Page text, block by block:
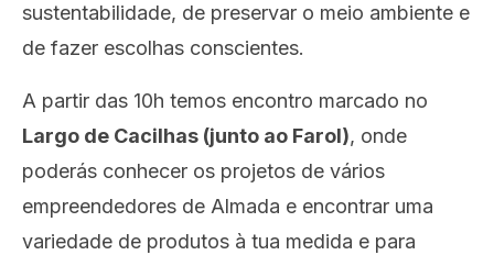
sustentabilidade, de preservar o meio ambiente e
de fazer escolhas conscientes.
A partir das 10h temos encontro marcado no
Largo de Cacilhas (junto ao Farol), onde
poderás conhecer os projetos de vários
empreendedores de Almada e encontrar uma
variedade de produtos à tua medida e para